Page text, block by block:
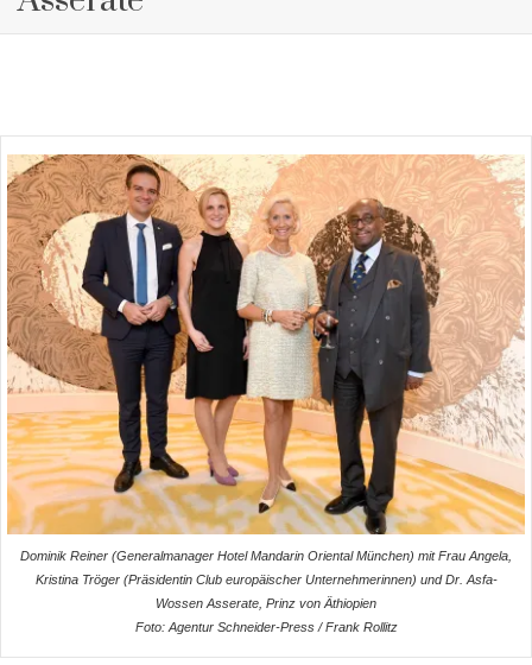
Dominik Reiner (Generalmanager Hotel Mandarin Oriental München) mit Frau Angela,
Kristina Tröger (Präsidentin Club europäischer Unternehmerinnen) und Dr. Asfa-
Wossen Asserate, Prinz von Äthiopien
Foto: Agentur Schneider-Press / Frank Rollitz